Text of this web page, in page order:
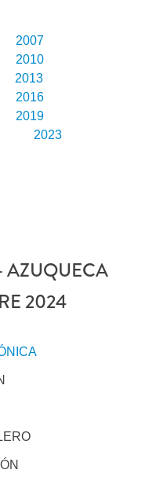
2007
2010
2013
2016
2019
2023
AZUQUECA
2024